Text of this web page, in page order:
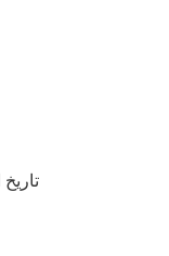
تاريخ العرض: 16